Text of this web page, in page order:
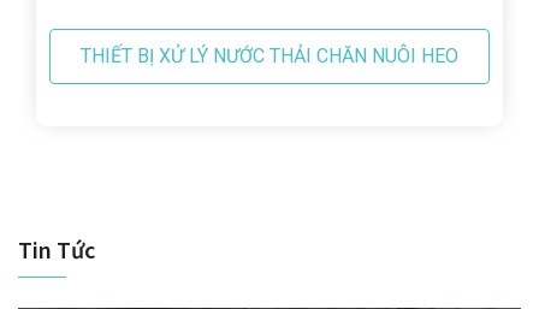
THIẾT BỊ XỬ LÝ NƯỚC THẢI CHĂN NUÔI HEO
Tin Tức